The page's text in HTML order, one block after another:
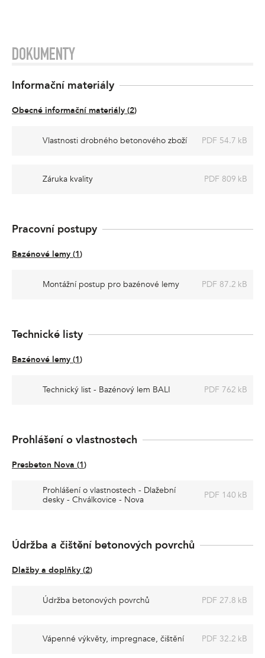
DOKUMENTY
Informační materiály
Obecné informační materiály (2)
Vlastnosti drobného betonového zboží PDF 54.7 kB
Záruka kvality PDF 809 kB
Pracovní postupy
Bazénové lemy (1)
Montážní postup pro bazénové lemy PDF 87.2 kB
Technické listy
Bazénové lemy (1)
Technický list - Bazénový lem BALI PDF 762 kB
Prohlášení o vlastnostech
Presbeton Nova (1)
Prohlášení o vlastnostech - Dlažební
desky - Chválkovice - Nova
PDF 140 kB
Údržba a čištění betonových povrchů
Dlažby a doplňky (2)
Údržba betonových povrchů PDF 27.8 kB
Vápenné výkvěty, impregnace, čištění PDF 32.2 kB